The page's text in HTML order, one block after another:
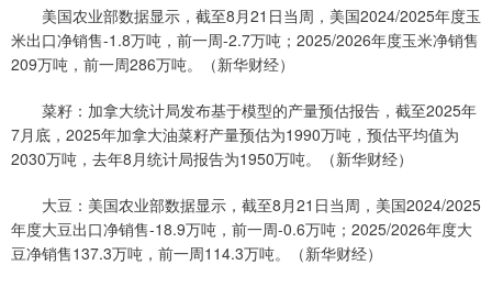
美国农业部数据显示，截至8月21日当周，美国2024/2025年度玉
米出口净销售-1.8万吨，前一周-2.7万吨；2025/2026年度玉米净销售
209万吨，前一周286万吨。（新华财经）
菜籽：加拿大统计局发布基于模型的产量预估报告，截至2025年
7月底，2025年加拿大油菜籽产量预估为1990万吨，预估平均值为
2030万吨，去年8月统计局报告为1950万吨。（新华财经）
大豆：美国农业部数据显示，截至8月21日当周，美国2024/2025
年度大豆出口净销售-18.9万吨，前一周-0.6万吨；2025/2026年度大
豆净销售137.3万吨，前一周114.3万吨。（新华财经）